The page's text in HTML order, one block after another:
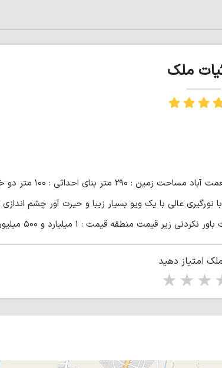
ملک
ویلای نیم فلت نما سنگ داخل شهرک با نگهبانی
عالی با یک ویو بسیار زیبا و حیرت آور چشم اندازی
منطقه قیمت : ۱ میلیارد و ۵۰۰ میلیون تومان.
امتیاز دهید
5
4 stars
3 stars
2 stars